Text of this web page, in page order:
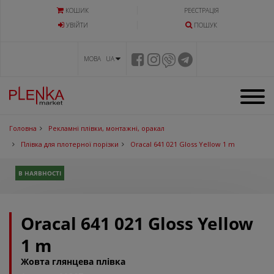
КОШИК
РЕЄСТРАЦІЯ
УВIЙТИ
ПОШУК
МОВА UA
Головна
Рекламні плівки, монтажні, оракал
Плівка для плотерної порізки
Oracal 641 021 Gloss Yellow 1 m
В НАЯВНОСТІ
Oracal 641 021 Gloss Yellow
1 m
Жовта глянцева плівка